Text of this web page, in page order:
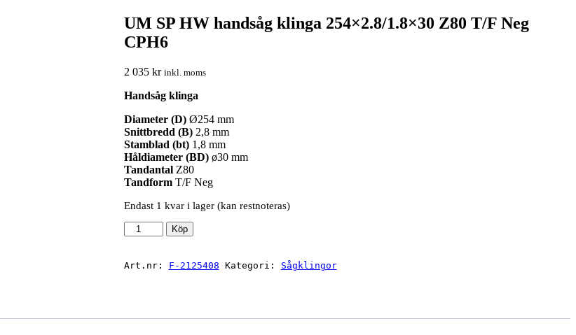
UM SP HW handsåg klinga 254×2.8/1.8×30 Z80 T/F Neg
CPH6
2 035 kr inkl. moms
Handsåg klinga
Diameter (D)Ø254 mm
Snittbredd (B)2,8 mm
Stamblad (bt)1,8 mm
Håldiameter (BD)ø30 mm
TandantalZ80
TandformT/F Neg
Endast 1 kvar i lager (kan restnoteras)
UM
SP
handsåg
Köp
Art.nr: F-2125408 Kategori: Sågklingor